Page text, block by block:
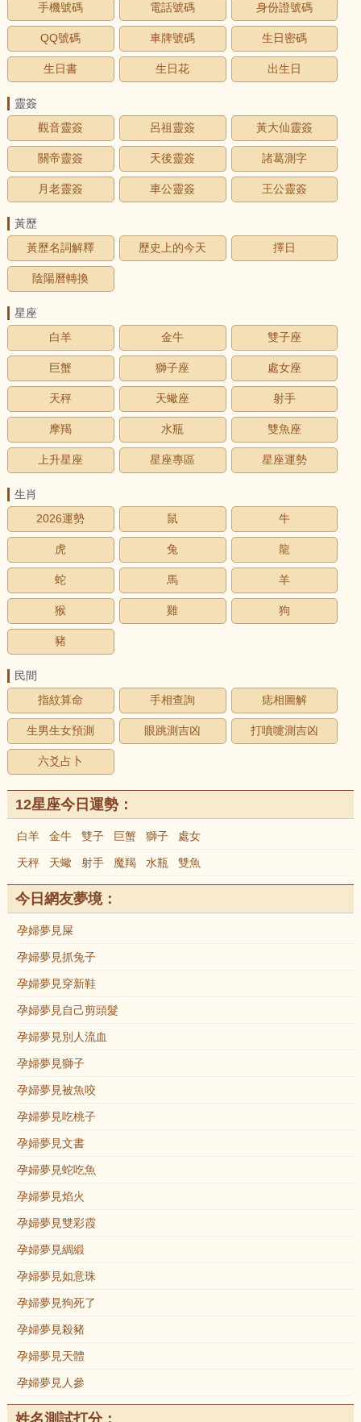
手機號碼
電話號碼 身份證號碼
QQ號碼 車牌號碼 生日密碼
生日書 生日花 出生日
靈簽
觀音靈簽
呂祖靈簽 黃大仙靈簽
關帝靈簽 天後靈簽 諸葛測字
月老靈簽 車公靈簽 王公靈簽
黃歷
黃歷名詞解釋
歷史上的今天 擇日
陰陽曆轉換
星座
白羊
金牛 雙子座
巨蟹 獅子座 處女座
天秤 天蠍座 射手
摩羯 水瓶 雙魚座
上升星座 星座專區 星座運勢
生肖
2026運勢
鼠 牛
虎 兔 龍
蛇 馬 羊
猴 雞 狗
豬
民間
指紋算命
手相查詢 痣相圖解
生男生女預測 眼跳測吉凶 打噴嚏測吉凶
六爻占卜
12星座今日運勢：
白羊 金牛 雙子 巨蟹 獅子 處女
天秤 天蠍 射手 魔羯 水瓶 雙魚
今日網友夢境：
孕婦夢見屎
孕婦夢見抓兔子
孕婦夢見穿新鞋
孕婦夢見自己剪頭髮
孕婦夢見別人流血
孕婦夢見獅子
孕婦夢見被魚咬
孕婦夢見吃桃子
孕婦夢見文書
孕婦夢見蛇吃魚
孕婦夢見焰火
孕婦夢見雙彩霞
孕婦夢見綢緞
孕婦夢見如意珠
孕婦夢見狗死了
孕婦夢見殺豬
孕婦夢見天體
孕婦夢見人參
姓名測試打分：